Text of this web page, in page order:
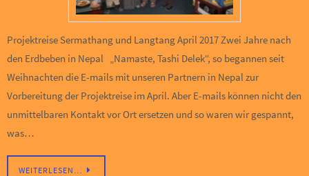
Projektreise Sermathang und Langtang April 2017 Zwei Jahre nach
den Erdbeben in Nepal „Namaste, Tashi Delek“, so begannen seit
Weihnachten die E-mails mit unseren Partnern in Nepal zur
Vorbereitung der Projektreise im April. Aber E-mails können nicht den
unmittelbaren Kontakt vor Ort ersetzen und so waren wir gespannt,
was…
WEITERLESEN…